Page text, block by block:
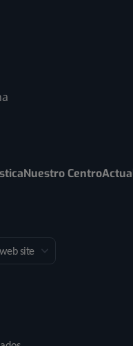
Nuestro Centro
site